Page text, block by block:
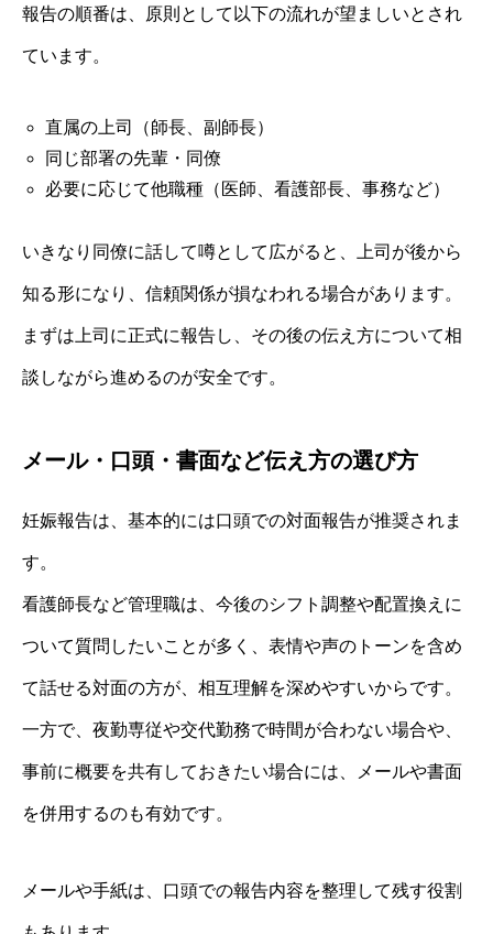
報告の順番は、原則として以下の流れが望ましいとされ
ています。
直属の上司（師長、副師長）
同じ部署の先輩・同僚
必要に応じて他職種（医師、看護部長、事務など）
いきなり同僚に話して噂として広がると、上司が後から
知る形になり、信頼関係が損なわれる場合があります。
まずは上司に正式に報告し、その後の伝え方について相
談しながら進めるのが安全です。
メール・口頭・書面など伝え方の選び方
妊娠報告は、基本的には口頭での対面報告が推奨されま
す。
看護師長など管理職は、今後のシフト調整や配置換えに
ついて質問したいことが多く、表情や声のトーンを含め
て話せる対面の方が、相互理解を深めやすいからです。
一方で、夜勤専従や交代勤務で時間が合わない場合や、
事前に概要を共有しておきたい場合には、メールや書面
を併用するのも有効です。
メールや手紙は、口頭での報告内容を整理して残す役割